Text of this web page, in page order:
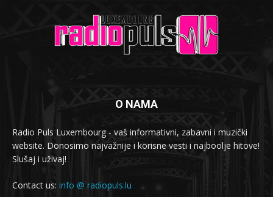
O NAMA
Radio Puls Luxembourg - vaš informativni, zabavni i muzički
website. Donosimo najvažnije i korisne vesti i najboolje hitove!
Slušaj i uživaj!
Contact us: info @ radiopuls.lu